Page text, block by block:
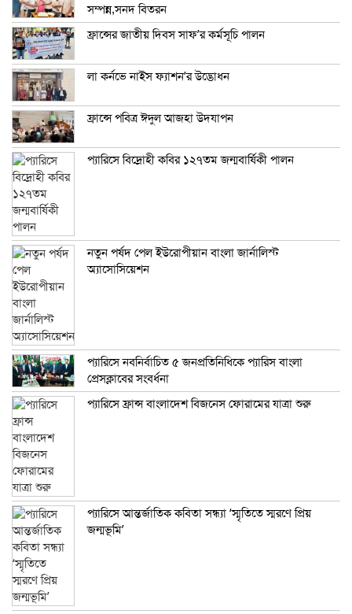
সম্পন্ন,সনদ বিতরন
ফ্রান্সের জাতীয় দিবস সাফ’র কর্মসূচি পালন
লা কর্নভে নাইস ফ্যাশন’র উদ্ভোধন
ফ্রান্সে পবিত্র ঈদুল আজহা উদযাপন
প্যারিসে বিদ্রোহী কবির ১২৭তম জন্মবার্ষিকী পালন
নতুন পর্ষদ পেল ইউরোপীয়ান বাংলা জার্নালিস্ট
অ্যাসোসিয়েশন
প্যারিসে নবনির্বাচিত ৫ জনপ্রতিনিধিকে প্যারিস বাংলা
প্রেসক্লাবের সংবর্ধনা
প্যারিসে ফ্রান্স বাংলাদেশ বিজনেস ফোরামের যাত্রা শুরু
প্যারিসে আন্তর্জাতিক কবিতা সন্ধ্যা ‘স্মৃতিতে স্মরণে প্রিয়
জন্মভূমি’